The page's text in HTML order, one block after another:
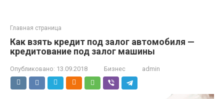
Главная страница
Как взять кредит под залог автомобиля —
кредитование под залог машины
Опубликовано: 13.09.2018 Бизнес admin